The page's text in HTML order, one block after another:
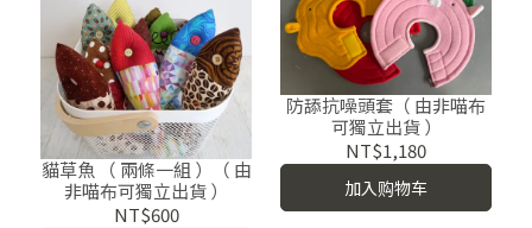
貓草魚 （ 兩條一組 ）（ 由
非喵布可獨立出貨 ）
NT$600
防舔抗噪頭套（ 由非喵布
可獨立出貨 ）
NT$1,180
加入购物车